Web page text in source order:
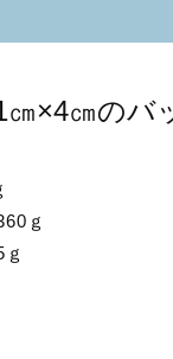
×4㎝のバ
ｇ